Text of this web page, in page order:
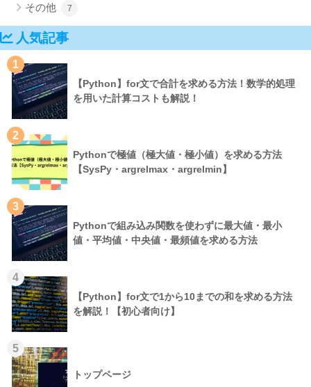
その他 7
人気記事
1
【Python】for文で合計を求める方法！数学的処理
を用いた計算コストも解説！
2
Pythonで極値（極大値・極小値）を求める方法
【SysPy・argrelmax・argrelmin】
3
Pythonで組み込み関数を使わずに最大値・最小
値・平均値・中央値・最頻値を求める方法
4
【Python】for文で1から10までの和を求める方法
を解説！【初心者向け】
5
トップページ